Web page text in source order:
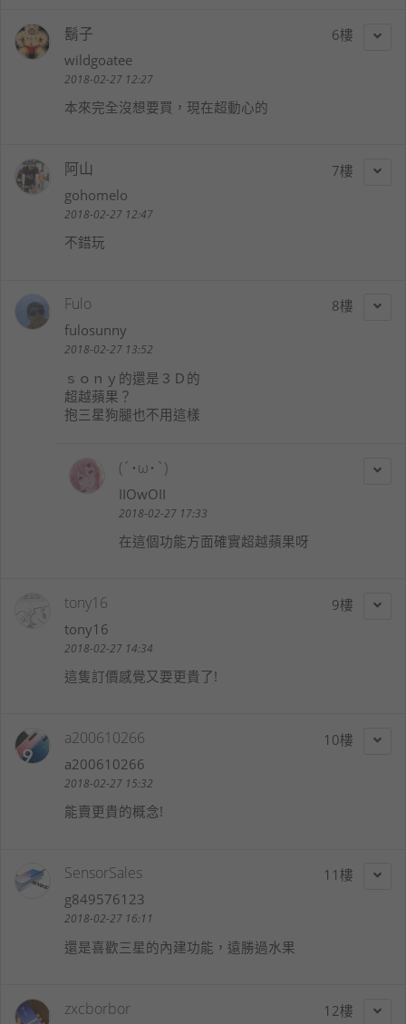
6
鬍子
wildgoatee
2018-02-27 12:27
本來完全沒想要買，現在超動心的
7
阿山
gohomelo
2018-02-27 12:47
不錯玩
8
Fulo
fulosunny
2018-02-27 13:52
ｓｏｎｙ的還是３Ｄ的
超越蘋果？
抱三星狗腿也不用這樣
(´･ω･`)
IIOwOII
2018-02-27 17:33
在這個功能方面確實超越蘋果呀
9
tony16
tony16
2018-02-27 14:34
這隻訂價感覺又要更貴了!
10
a200610266
a200610266
2018-02-27 15:32
能賣更貴的概念!
11
SensorSales
g849576123
2018-02-27 16:11
還是喜歡三星的內建功能，遠勝過水果
12
zxcborbor